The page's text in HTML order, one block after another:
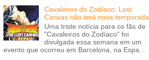
Cavaleiros do Zodíaco: Lost
Canvas não terá nova temporada
Uma triste notícia para os fãs de
"Cavaleiros do Zodíaco" foi
divulgada essa semana em um
evento que ocorreu em Barcelona, na Espa...